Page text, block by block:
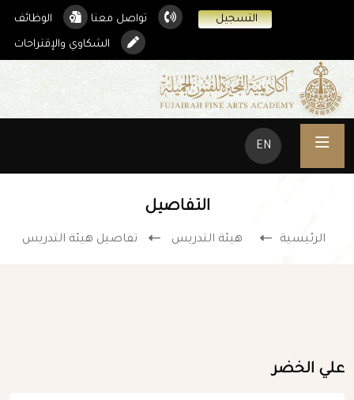
التسجيل تواصل معنا الوظائف
الشكاوي والإقتراحات
EN
التفاصيل
الرئيسية هيئة التدريس تفاصيل هيئة التدريس
علي الخضر